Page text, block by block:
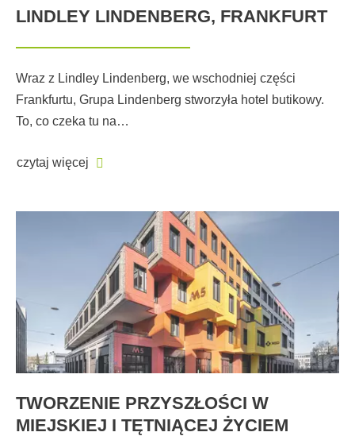
LINDLEY LINDENBERG, FRANKFURT
Wraz z Lindley Lindenberg, we wschodniej części
Frankfurtu, Grupa Lindenberg stworzyła hotel butikowy.
To, co czeka tu na…
czytaj więcej
TWORZENIE PRZYSZŁOŚCI W
MIEJSKIEJ I TĘTNIĄCEJ ŻYCIEM